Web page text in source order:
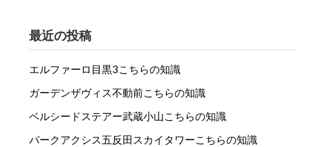
最近の投稿
エルファーロ目黒3こちらの知識
ガーデンザヴィス不動前こちらの知識
ベルシードステアー武蔵小山こちらの知識
パークアクシス五反田スカイタワーこちらの知識